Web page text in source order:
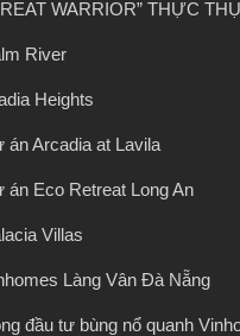
WARRIOR” THỰC THỤ
River
Heights
án Arcadia at Lavila
án Eco Retreat Long An
Villas
Làng Vân Đà Nẵng
đầu tư bùng nổ quanh